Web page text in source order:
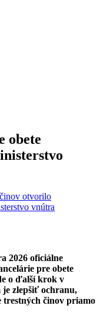
obete
otvorilo
vnútra
2026 oficiálne
pre obete
o ďalší krok v
je zlepšiť ochranu,
trestných činov priamo